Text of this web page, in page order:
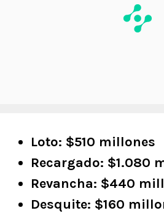
Loto: $510 millones
Recargado: $1.080
Revancha: $440
Desquite: $160